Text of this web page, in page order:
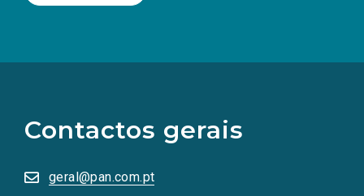
Contactos gerais
geral@pan.com.pt
redes
sociais
numa
nova